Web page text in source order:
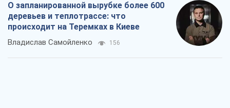
О запланированной вырубке более 600
деревьев и теплотрассе: что
происходит на Теремках в Киеве
Владислав Самойленко 156